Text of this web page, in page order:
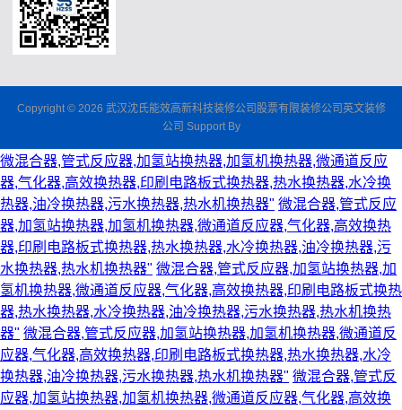
Copyright © 2026 武汉沈氏能效高新科技装修公司股票有限装修公司英文装修
公司 Support By
微混合器,管式反应器,加氢站换热器,加氢机换热器,微通道反应
器,气化器,高效换热器,印刷电路板式换热器,热水换热器,水冷换
热器,油冷换热器,污水换热器,热水机换热器" 微混合器,管式反应
器,加氢站换热器,加氢机换热器,微通道反应器,气化器,高效换热
器,印刷电路板式换热器,热水换热器,水冷换热器,油冷换热器,污
水换热器,热水机换热器" 微混合器,管式反应器,加氢站换热器,加
氢机换热器,微通道反应器,气化器,高效换热器,印刷电路板式换热
器,热水换热器,水冷换热器,油冷换热器,污水换热器,热水机换热
器" 微混合器,管式反应器,加氢站换热器,加氢机换热器,微通道反
应器,气化器,高效换热器,印刷电路板式换热器,热水换热器,水冷
换热器,油冷换热器,污水换热器,热水机换热器" 微混合器,管式反
应器,加氢站换热器,加氢机换热器,微通道反应器,气化器,高效换